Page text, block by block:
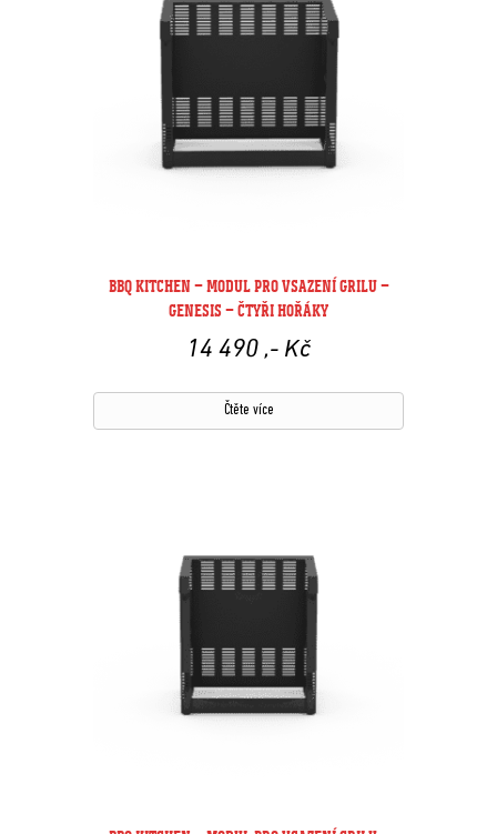
BBQ KITCHEN – MODUL PRO VSAZENÍ GRILU –
GENESIS – ČTYŘI HOŘÁKY
14 490 ,- Kč
Čtěte více